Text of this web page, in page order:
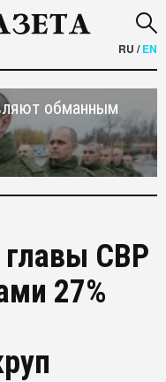
RU /EN
обманным
главы СВР
27%